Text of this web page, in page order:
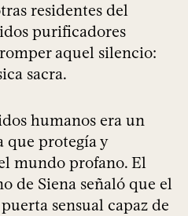
residentes del
purificadores
aquel silencio:
sacra.
humanos era un
que protegía y
mundo profano. El
de Siena señaló que el
sensual capaz de